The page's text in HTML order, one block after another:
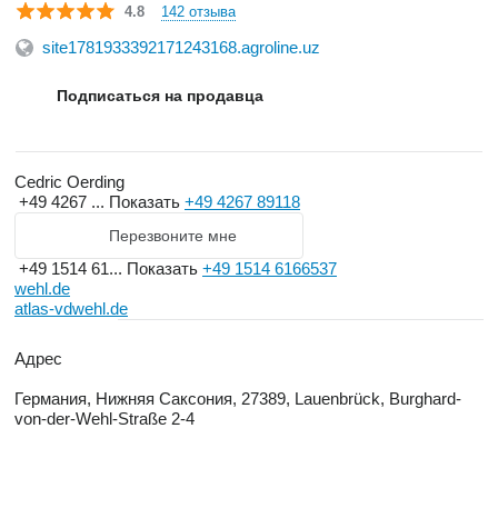
4.8 142 отзыва
site1781933392171243168.agroline.uz
Подписаться на продавца
Cedric Oerding
+49 4267 ... Показать +49 4267 89118
Перезвоните мне
+49 1514 61... Показать +49 1514 6166537
wehl.de
atlas-vdwehl.de
Адрес
Германия, Нижняя Саксония, 27389, Lauenbrück, Burghard-
von-der-Wehl-Straße 2-4